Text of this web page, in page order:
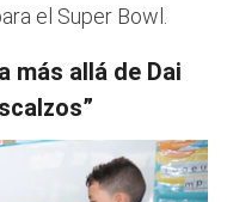
el Super Bowl.
más allá de Dai